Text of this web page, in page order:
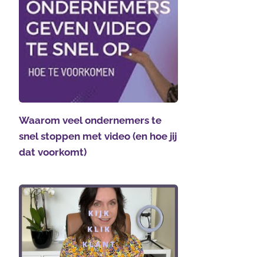
Waarom veel ondernemers te
snel stoppen met video (en hoe jij
dat voorkomt)